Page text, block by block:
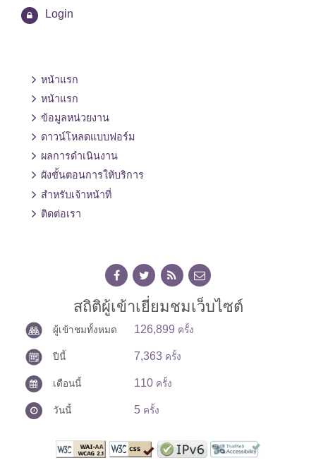
Login
หน้าแรก
หน้าแรก
ข้อมูลหน่วยงาน
ดาวน์โหลดแบบฟอร์ม
ผลการดำเนินงาน
ผังขั้นตอนการให้บริการ
สำหรับเจ้าหน้าที่
ติดต่อเรา
สถิติผู้เข้าเยี่ยมชมเว็บไซต์
ผู้เข้าชมทั้งหมด 126,899 ครั้ง
ปีนี้ 7,363 ครั้ง
เดือนนี้ 110 ครั้ง
วันนี้ 5 ครั้ง